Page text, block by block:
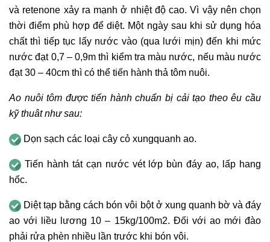
và retenone xảy ra mạnh ở nhiệt độ cao. Vì vậy nên chọn
thời điểm phù hợp để diệt. Một ngày sau khi sử dụng hóa
chất thì tiếp tục lấy nước vào (qua lưới mịn) đến khi mức
nước đạt 0,7 – 0,9m thì kiểm tra màu nước, nếu màu nước
đạt 30 – 40cm thì có thể tiến hành thả tôm nuôi.
Ao nuôi tôm được tiến hành chuẩn bị cải tạo theo êu cầu
kỹ thuât như sau:
Dọn sạch các loại cây cỏ xungquanh ao.
Tiến hành tát cạn nước vét lớp bùn đáy ao, lấp hang
hốc.
Diệt tạp bằng cách bón vôi bột ở xung quanh bờ và đáy
ao với liều lương 10 – 15kg/100m2. Đối với ao mới đào
phải rửa phèn nhiều lần trước khi bón vôi.